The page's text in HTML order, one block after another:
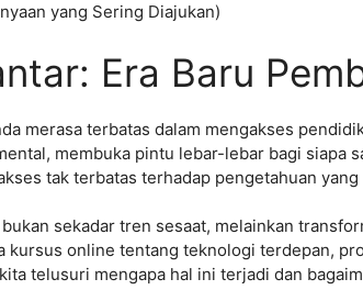
yang Sering Diajukan)
Era Baru
merasa terbatas dalam mengakses
membuka pintu lebar-lebar bagi siapa
tak terbatas terhadap pengetahuan
sekadar tren sesaat, melainkan
kursus online tentang teknologi terdepan,
telusuri mengapa hal ini terjadi dan